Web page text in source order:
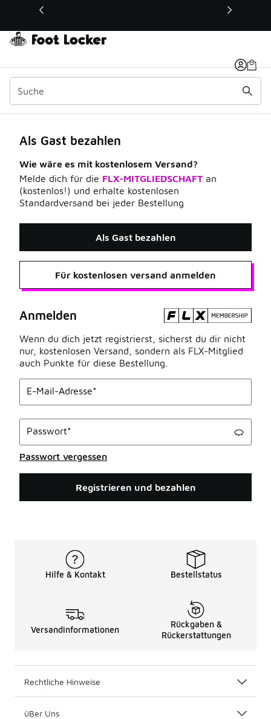
Dieser Link öffnet sich in einem neuen Fenster
Als Gast bezahlen /
Als Gast bezahlen
Wie wäre es mit kostenlosem Versand?
Melde dich für die FLX-MITGLIEDSCHAFT an
(kostenlos!) und erhalte kostenlosen
Standardversand bei jeder Bestellung
Als Gast bezahlen
Für kostenlosen versand anmelden
Anmelden
Wenn du dich jetzt registrierst, sicherst du dir nicht
nur, kostenlosen Versand, sondern als FLX-Mitglied
auch Punkte für diese Bestellung.
E-Mail-Adresse*
Passwort*
Passwort vergessen
Form Error
Registrieren und bezahlen
Hilfe & Kontakt Bestellstatus
Versandinformationen
Rückgaben &
Rückerstattungen
Rechtliche Hinweise
üBer Uns